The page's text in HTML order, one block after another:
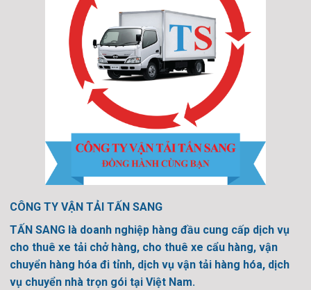
CÔNG TY VẬN TẢI TẤN SANG
TẤN SANG là doanh nghiệp hàng đầu cung cấp dịch vụ
cho thuê xe tải chở hàng, cho thuê xe cẩu hàng, vận
chuyển hàng hóa đi tỉnh, dịch vụ vận tải hàng hóa, dịch
vụ chuyển nhà trọn gói tại Việt Nam.